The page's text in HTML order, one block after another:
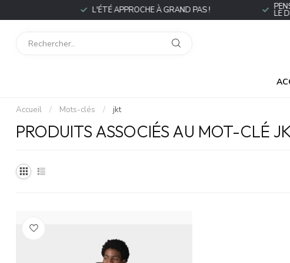
L'ÉTÉ APPROCHE À GRAND PAS ! LE
Accueil / Mots-clés / jkt
PRODUITS ASSOCIÉS AU MOT-CLÉ